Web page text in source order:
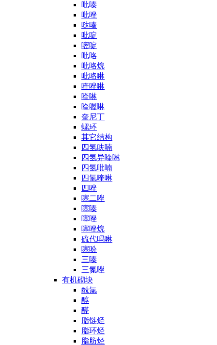
吡嗪
吡唑
哒嗪
吡啶
嘧啶
吡咯
吡咯烷
吡咯啉
喹唑啉
喹啉
喹喔啉
奎尼丁
螺环
其它结构
四氢呋喃
四氢异喹啉
四氢吡喃
四氢喹啉
四唑
噻二唑
噻嗪
噻唑
噻唑烷
硫代吗啉
噻吩
三嗪
三氮唑
有机砌块
酰氯
醇
醛
脂链烃
脂环烃
脂肪烃